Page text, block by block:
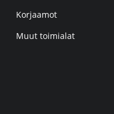
Korjaamot
Muut toimialat